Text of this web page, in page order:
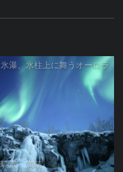
氷瀑、氷柱上に舞うオーロラ
駒沢 満晴